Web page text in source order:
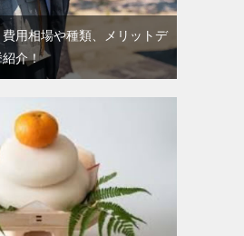
用相場や種類、メリットデ
介！